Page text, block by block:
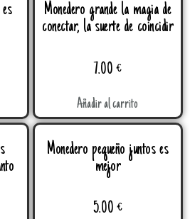
Monedero grande la magia de
conectar, la suerte de coincidir
7.00 €
Añadir al carrito
Monedero pequeño juntos es
mejor
5.00 €